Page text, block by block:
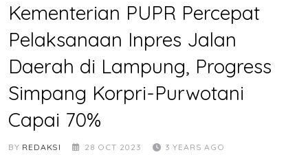
Kementerian PUPR Percepat
Pelaksanaan Inpres Jalan
Daerah di Lampung, Progress
Simpang Korpri-Purwotani
Capai 70%
BY REDAKSI 28 OCT 2023 3 YEARS AGO